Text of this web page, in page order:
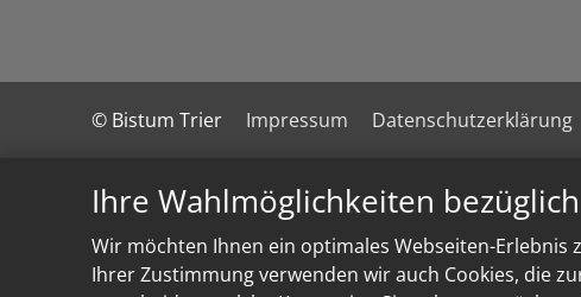
Ihre Wahlmöglichkeiten
Wir möchten Ihnen ein optimales Webseiten-
Ihrer Zustimmung verwenden wir auch Cookies, die
© Bistum Trier Impressum Datenschutzerklärung